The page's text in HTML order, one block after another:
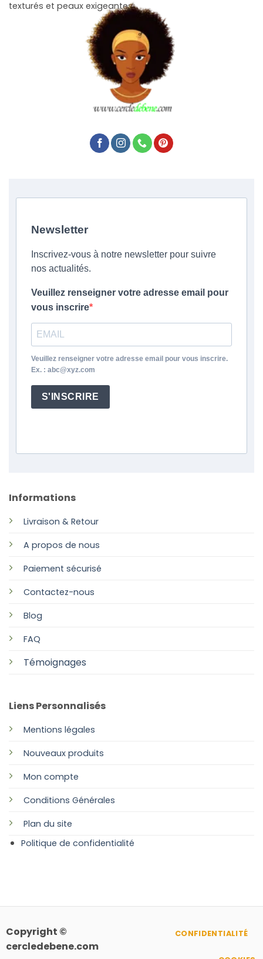
texturés et peaux exigeantes.
Informations
Livraison & Retour
A propos de nous
Paiement sécurisé
Contactez-nous
Blog
FAQ
Témoignages
Liens Personnalisés
Mentions légales
Nouveaux produits
Mon compte
Conditions Générales
Plan du site
Politique de confidentialité
Newsletter
Inscrivez-vous à notre newsletter pour suivre
nos actualités.
Veuillez renseigner votre adresse email pour
vous inscrire
Veuillez renseigner votre adresse email pour vous inscrire.
Ex. : abc@xyz.com
S'INSCRIRE
Copyright ©
cercledebene.com
CONFIDENTIALITÉ